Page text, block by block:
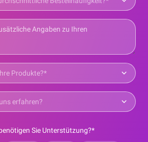
Sie Unterstützung?*